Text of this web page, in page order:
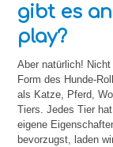
gibt es
play?
Aber natürlich!
Form des Hunde-
als Katze, Pferd,
Tiers. Jedes Tier
eigene
bevorzugst, laden